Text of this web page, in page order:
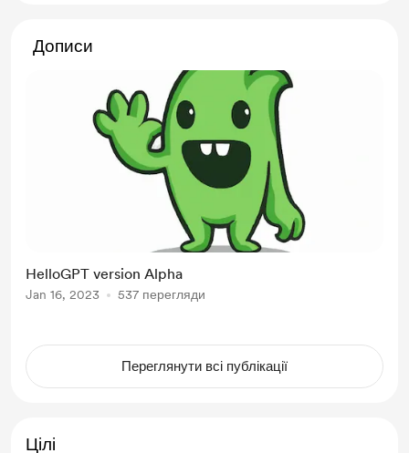
Дописи
HelloGPT version Alpha
Jan 16, 2023 537 перегляди
Переглянути всі публікації
Цілі